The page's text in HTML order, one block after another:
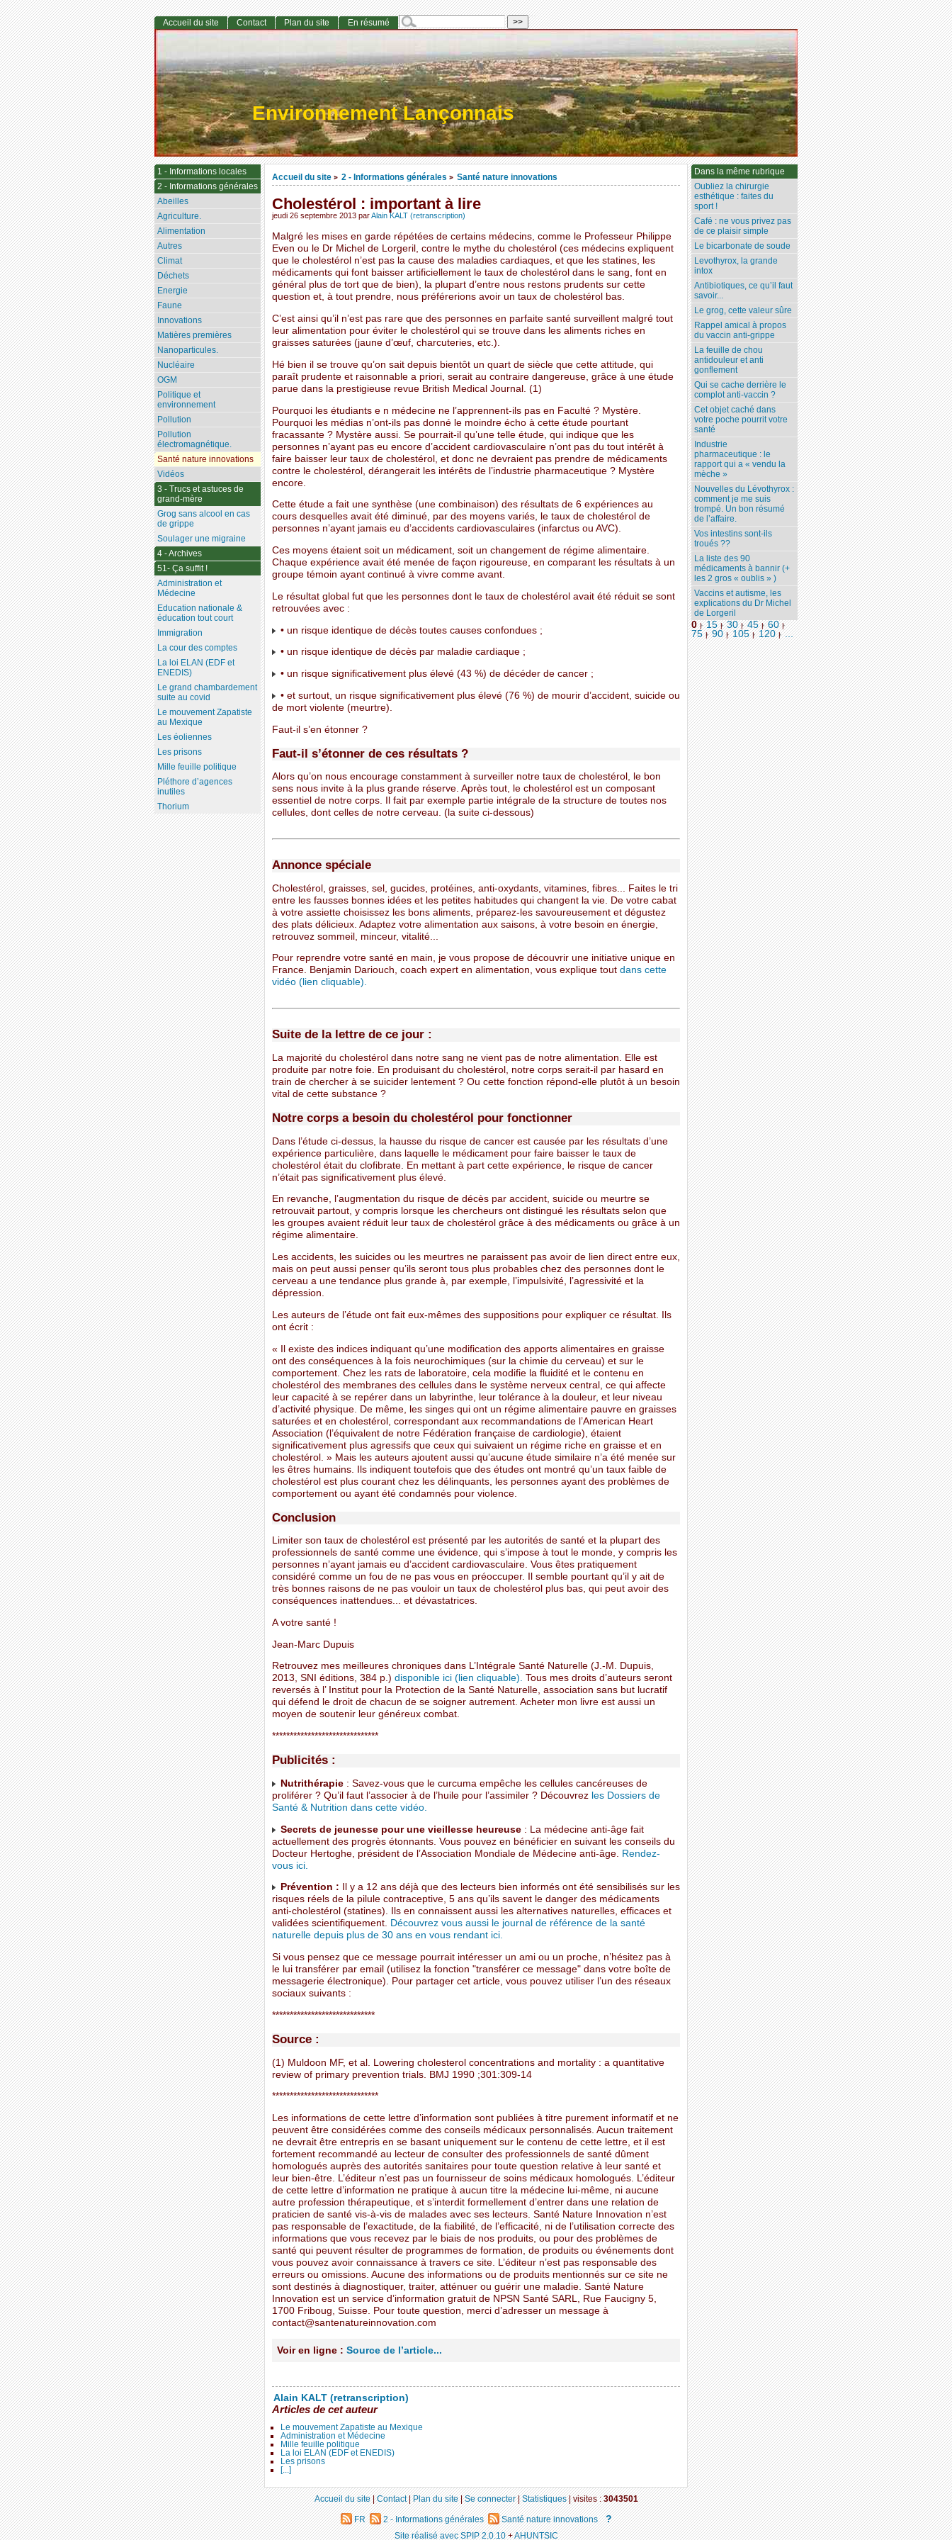
Environnement Lançonnais
Accueil du site > 2 - Informations générales > Santé nature innovations
Cholestérol : important à lire
jeudi 26 septembre 2013 parAlain KALT (retranscription)
Malgré les mises en garde répétées de certains médecins, comme le Professeur Philippe
Even ou le Dr Michel de Lorgeril, contre le mythe du cholestérol (ces médecins expliquent
que le cholestérol n’est pas la cause des maladies cardiaques, et que les statines, les
médicaments qui font baisser artificiellement le taux de cholestérol dans le sang, font en
général plus de tort que de bien), la plupart d’entre nous restons prudents sur cette
question et, à tout prendre, nous préférerions avoir un taux de cholestérol bas.
C’est ainsi qu’il n’est pas rare que des personnes en parfaite santé surveillent malgré tout
leur alimentation pour éviter le cholestérol qui se trouve dans les aliments riches en
graisses saturées (jaune d’œuf, charcuteries, etc.).
Hé bien il se trouve qu’on sait depuis bientôt un quart de siècle que cette attitude, qui
paraît prudente et raisonnable a priori, serait au contraire dangereuse, grâce à une étude
parue dans la prestigieuse revue British Medical Journal. (1)
Pourquoi les étudiants e n médecine ne l’apprennent-ils pas en Faculté ? Mystère.
Pourquoi les médias n’ont-ils pas donné le moindre écho à cette étude pourtant
fracassante ? Mystère aussi. Se pourrait-il qu’une telle étude, qui indique que les
personnes n’ayant pas eu encore d’accident cardiovasculaire n’ont pas du tout intérêt à
faire baisser leur taux de cholestérol, et donc ne devraient pas prendre de médicaments
contre le cholestérol, dérangerait les intérêts de l’industrie pharmaceutique ? Mystère
encore.
Cette étude a fait une synthèse (une combinaison) des résultats de 6 expériences au
cours desquelles avait été diminué, par des moyens variés, le taux de cholestérol de
personnes n’ayant jamais eu d’accidents cardiovasculaires (infarctus ou AVC).
Ces moyens étaient soit un médicament, soit un changement de régime alimentaire.
Chaque expérience avait été menée de façon rigoureuse, en comparant les résultats à un
groupe témoin ayant continué à vivre comme avant.
Le résultat global fut que les personnes dont le taux de cholestérol avait été réduit se sont
retrouvées avec :
• un risque identique de décès toutes causes confondues ;
• un risque identique de décès par maladie cardiaque ;
• un risque significativement plus élevé (43 %) de décéder de cancer ;
• et surtout, un risque significativement plus élevé (76 %) de mourir d’accident, suicide ou
de mort violente (meurtre).
Faut-il s’en étonner ?
Faut-il s’étonner de ces résultats ?
Alors qu’on nous encourage constamment à surveiller notre taux de cholestérol, le bon
sens nous invite à la plus grande réserve. Après tout, le cholestérol est un composant
essentiel de notre corps. Il fait par exemple partie intégrale de la structure de toutes nos
cellules, dont celles de notre cerveau. (la suite ci-dessous)
Annonce spéciale
Cholestérol, graisses, sel, gucides, protéines, anti-oxydants, vitamines, fibres... Faites le tri
entre les fausses bonnes idées et les petites habitudes qui changent la vie. De votre cabat
à votre assiette choisissez les bons aliments, préparez-les savoureusement et dégustez
des plats délicieux. Adaptez votre alimentation aux saisons, à votre besoin en énergie,
retrouvez sommeil, minceur, vitalité...
Pour reprendre votre santé en main, je vous propose de découvrir une initiative unique en
France. Benjamin Dariouch, coach expert en alimentation, vous explique tout dans cette
vidéo (lien cliquable).
Suite de la lettre de ce jour :
La majorité du cholestérol dans notre sang ne vient pas de notre alimentation. Elle est
produite par notre foie. En produisant du cholestérol, notre corps serait-il par hasard en
train de chercher à se suicider lentement ? Ou cette fonction répond-elle plutôt à un besoin
vital de cette substance ?
Notre corps a besoin du cholestérol pour fonctionner
Dans l’étude ci-dessus, la hausse du risque de cancer est causée par les résultats d’une
expérience particulière, dans laquelle le médicament pour faire baisser le taux de
cholestérol était du clofibrate. En mettant à part cette expérience, le risque de cancer
n’était pas significativement plus élevé.
En revanche, l’augmentation du risque de décès par accident, suicide ou meurtre se
retrouvait partout, y compris lorsque les chercheurs ont distingué les résultats selon que
les groupes avaient réduit leur taux de cholestérol grâce à des médicaments ou grâce à un
régime alimentaire.
Les accidents, les suicides ou les meurtres ne paraissent pas avoir de lien direct entre eux,
mais on peut aussi penser qu’ils seront tous plus probables chez des personnes dont le
cerveau a une tendance plus grande à, par exemple, l’impulsivité, l’agressivité et la
dépression.
Les auteurs de l’étude ont fait eux-mêmes des suppositions pour expliquer ce résultat. Ils
ont écrit :
« Il existe des indices indiquant qu’une modification des apports alimentaires en graisse
ont des conséquences à la fois neurochimiques (sur la chimie du cerveau) et sur le
comportement. Chez les rats de laboratoire, cela modifie la fluidité et le contenu en
cholestérol des membranes des cellules dans le système nerveux central, ce qui affecte
leur capacité à se repérer dans un labyrinthe, leur tolérance à la douleur, et leur niveau
d’activité physique. De même, les singes qui ont un régime alimentaire pauvre en graisses
saturées et en cholestérol, correspondant aux recommandations de l’American Heart
Association (l’équivalent de notre Fédération française de cardiologie), étaient
significativement plus agressifs que ceux qui suivaient un régime riche en graisse et en
cholestérol. » Mais les auteurs ajoutent aussi qu’aucune étude similaire n’a été menée sur
les êtres humains. Ils indiquent toutefois que des études ont montré qu’un taux faible de
cholestérol est plus courant chez les délinquants, les personnes ayant des problèmes de
comportement ou ayant été condamnés pour violence.
Conclusion
Limiter son taux de cholestérol est présenté par les autorités de santé et la plupart des
professionnels de santé comme une évidence, qui s’impose à tout le monde, y compris les
personnes n’ayant jamais eu d’accident cardiovasculaire. Vous êtes pratiquement
considéré comme un fou de ne pas vous en préoccuper. Il semble pourtant qu’il y ait de
très bonnes raisons de ne pas vouloir un taux de cholestérol plus bas, qui peut avoir des
conséquences inattendues... et dévastatrices.
A votre santé !
Jean-Marc Dupuis
Retrouvez mes meilleures chroniques dans L’Intégrale Santé Naturelle (J.-M. Dupuis,
2013, SNI éditions, 384 p.) disponible ici (lien cliquable). Tous mes droits d’auteurs seront
reversés à l’ Institut pour la Protection de la Santé Naturelle, association sans but lucratif
qui défend le droit de chacun de se soigner autrement. Acheter mon livre est aussi un
moyen de soutenir leur généreux combat.
******************************
Publicités :
Nutrithérapie: Savez-vous que le curcuma empêche les cellules cancéreuses de
proliférer ? Qu’il faut l’associer à de l’huile pour l’assimiler ? Découvrez les Dossiers de
Santé & Nutrition dans cette vidéo.
Secrets de jeunesse pour une vieillesse heureuse: La médecine anti-âge fait
actuellement des progrès étonnants. Vous pouvez en bénéficier en suivant les conseils du
Docteur Hertoghe, président de l’Association Mondiale de Médecine anti-âge. Rendez-
vous ici.
Prévention : Il y a 12 ans déjà que des lecteurs bien informés ont été sensibilisés sur les
risques réels de la pilule contraceptive, 5 ans qu’ils savent le danger des médicaments
anti-cholestérol (statines). Ils en connaissent aussi les alternatives naturelles, efficaces et
validées scientifiquement. Découvrez vous aussi le journal de référence de la santé
naturelle depuis plus de 30 ans en vous rendant ici.
Si vous pensez que ce message pourrait intéresser un ami ou un proche, n’hésitez pas à
le lui transférer par email (utilisez la fonction "transférer ce message" dans votre boîte de
messagerie électronique). Pour partager cet article, vous pouvez utiliser l’un des réseaux
sociaux suivants :
*****************************
Source :
(1) Muldoon MF, et al. Lowering cholesterol concentrations and mortality : a quantitative
review of primary prevention trials. BMJ 1990 ;301:309-14
******************************
Les informations de cette lettre d’information sont publiées à titre purement informatif et ne
peuvent être considérées comme des conseils médicaux personnalisés. Aucun traitement
ne devrait être entrepris en se basant uniquement sur le contenu de cette lettre, et il est
fortement recommandé au lecteur de consulter des professionnels de santé dûment
homologués auprès des autorités sanitaires pour toute question relative à leur santé et
leur bien-être. L’éditeur n’est pas un fournisseur de soins médicaux homologués. L’éditeur
de cette lettre d’information ne pratique à aucun titre la médecine lui-même, ni aucune
autre profession thérapeutique, et s’interdit formellement d’entrer dans une relation de
praticien de santé vis-à-vis de malades avec ses lecteurs. Santé Nature Innovation n’est
pas responsable de l’exactitude, de la fiabilité, de l’efficacité, ni de l’utilisation correcte des
informations que vous recevez par le biais de nos produits, ou pour des problèmes de
santé qui peuvent résulter de programmes de formation, de produits ou événements dont
vous pouvez avoir connaissance à travers ce site. L’éditeur n’est pas responsable des
erreurs ou omissions. Aucune des informations ou de produits mentionnés sur ce site ne
sont destinés à diagnostiquer, traiter, atténuer ou guérir une maladie. Santé Nature
Innovation est un service d’information gratuit de NPSN Santé SARL, Rue Faucigny 5,
1700 Friboug, Suisse. Pour toute question, merci d’adresser un message à
contact@santenatureinnovation.com
Voir en ligne : Source de l’article...
Alain KALT (retranscription)
Articles de cet auteur
Le mouvement Zapatiste au Mexique
Administration et Médecine
Mille feuille politique
La loi ELAN (EDF et ENEDIS)
Les prisons
[...]
Dans la même rubrique
Oubliez la chirurgie
esthétique : faites du
sport !
Café : ne vous privez pas
de ce plaisir simple
Le bicarbonate de soude
Levothyrox, la grande
intox
Antibiotiques, ce qu’il faut
savoir...
Le grog, cette valeur sûre
Rappel amical à propos
du vaccin anti-grippe
La feuille de chou
antidouleur et anti
gonflement
Qui se cache derrière le
complot anti-vaccin ?
Cet objet caché dans
votre poche pourrit votre
santé
Industrie
pharmaceutique : le
rapport qui a « vendu la
mèche »
Nouvelles du Lévothyrox :
comment je me suis
trompé. Un bon résumé
de l’affaire.
Vos intestins sont-ils
troués ??
La liste des 90
médicaments à bannir (+
les 2 gros « oublis » )
Vaccins et autisme, les
explications du Dr Michel
de Lorgeril
0 | 15 | 30 | 45 | 60 |
75 | 90 | 105 | 120 | ...
Accueil du site Contact Plan du site En résumé
1 - Informations locales
2 - Informations générales
Abeilles
Agriculture.
Alimentation
Autres
Climat
Déchets
Energie
Faune
Innovations
Matières premières
Nanoparticules.
Nucléaire
OGM
Politique et
environnement
Pollution
Pollution
électromagnétique.
Santé nature innovations
Vidéos
3 - Trucs et astuces de
grand-mère
Grog sans alcool en cas
de grippe
Soulager une migraine
4 - Archives
51- Ça suffit !
Administration et
Médecine
Education nationale &
éducation tout court
Immigration
La cour des comptes
La loi ELAN (EDF et
ENEDIS)
Le grand chambardement
suite au covid
Le mouvement Zapatiste
au Mexique
Les éoliennes
Les prisons
Mille feuille politique
Pléthore d’agences
inutiles
Thorium
Accueil du site|Contact|Plan du site|Se connecter|Statistiques|visites :3043501
FR 2 - Informations générales Santé nature innovations ?
Site réalisé avec SPIP 2.0.10+AHUNTSIC